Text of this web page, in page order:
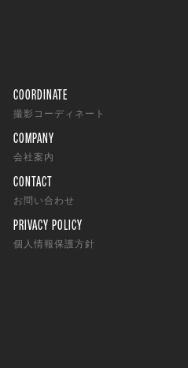
COORDINATE
撮影コーディネート
COMPANY
会社案内
CONTACT
お問い合わせ
PRIVACY POLICY
個人情報保護方針